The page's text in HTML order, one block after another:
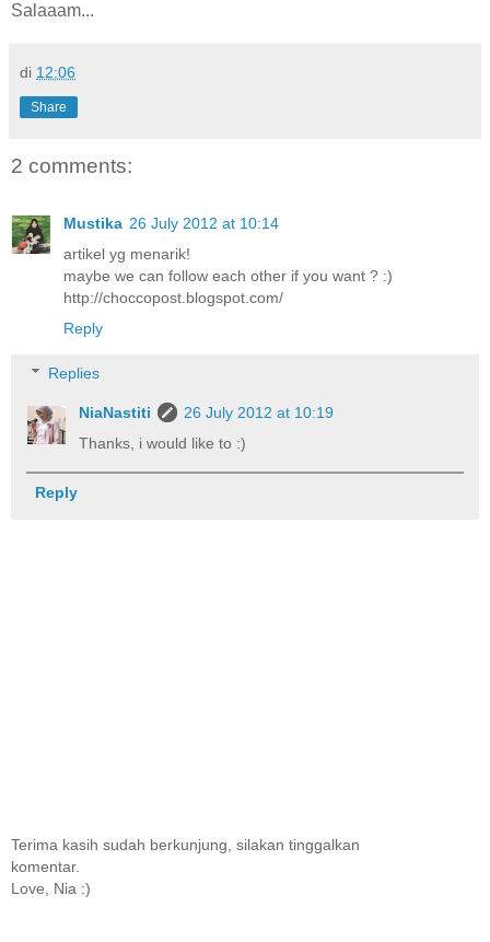
Salaaam...
di 12:06
Share
2 comments:
Mustika 26 July 2012 at 10:14
artikel yg menarik!
maybe we can follow each other if you want ? :)
http://choccopost.blogspot.com/
Reply
Replies
NiaNastiti
26 July 2012 at 10:19
Thanks, i would like to :)
Reply
Terima kasih sudah berkunjung, silakan tinggalkan
komentar.
Love, Nia :)